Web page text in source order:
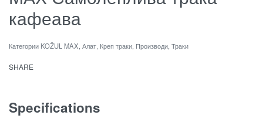
кафеава
Категории KOŽUL MAX Алат Креп траки Производи Траки
SHARE
Specifications